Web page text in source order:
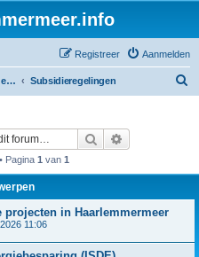
Aanmelden
Registreer
Collectief en sociaal energie initiatief Subsidieregelingen
Zoek
Pagina 1 van 1
projecten in Haarlemmermeer
11:06